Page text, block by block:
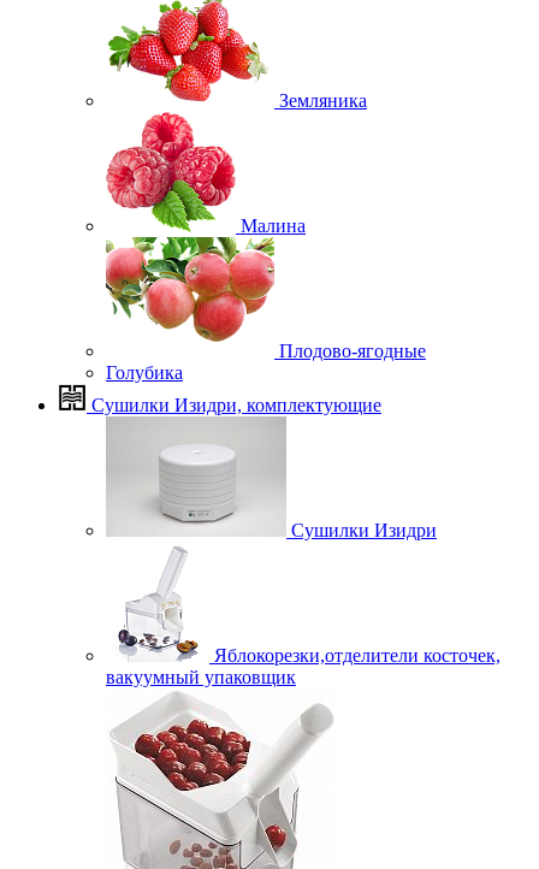
Земляника
Малина
Плодово-ягодные
Голубика
Сушилки Изидри, комплектующие
Сушилки Изидри
Яблокорезки,отделители косточек,
вакуумный упаковщик